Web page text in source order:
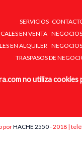
SERVICIOS
EN VENTA
EN ALQUILER
TRASPASOS DE
no utiliza cookies
porHACHE 2550- 2018 |